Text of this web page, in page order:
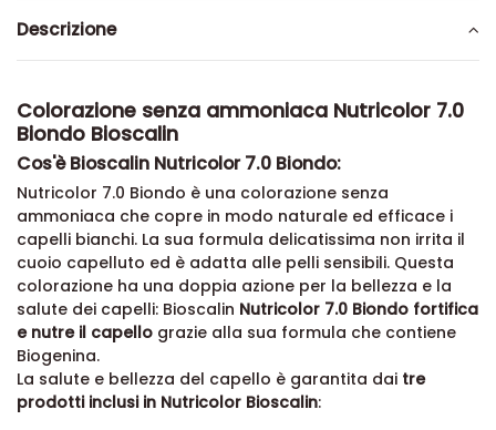
Descrizione
Colorazione senza ammoniaca Nutricolor 7.0
Biondo Bioscalin
Cos'è Bioscalin Nutricolor 7.0 Biondo:
Nutricolor 7.0 Biondo è una colorazione senza
ammoniaca che copre in modo naturale ed efficace i
capelli bianchi. La sua formula delicatissima non irrita il
cuoio capelluto ed è adatta alle pelli sensibili. Questa
colorazione ha una doppia azione per la bellezza e la
salute dei capelli: Bioscalin Nutricolor 7.0 Biondo fortifica
e nutre il capello grazie alla sua formula che contiene
Biogenina.
La salute e bellezza del capello è garantita dai tre
prodotti inclusi in Nutricolor Bioscalin: